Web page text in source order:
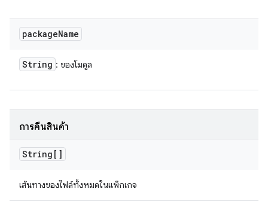
packageName
String : ของโมดูล
การคืนสินค้า
String[]
เส้นทางของไฟล์ทั้งหมดในแพ็กเกจ